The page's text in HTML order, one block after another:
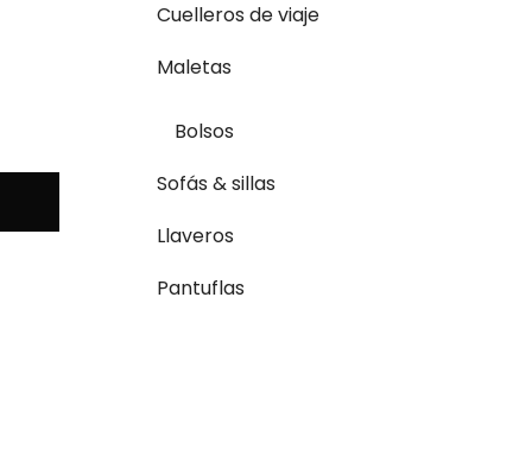
Cuelleros de viaje
Maletas
Bolsos
Sofás & sillas
Llaveros
Pantuflas